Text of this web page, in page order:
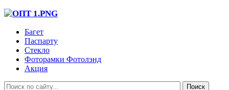
Багет
Паспарту
Стекло
Фоторамки Фотолэнд
Акция